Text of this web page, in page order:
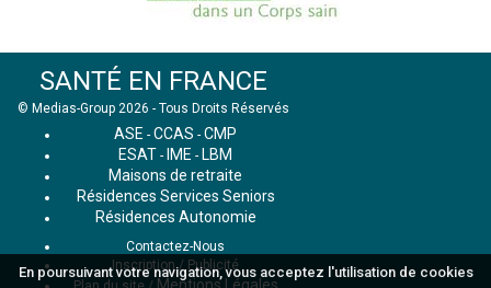
En poursuivant votre navigation, vous acceptez l'utilisation de cookies
SANTÉ EN FRANCE
© Medias-Group 2026 - Tous Droits Réservés
ASE - CCAS - CMP
ESAT - IME - LBM
Maisons de retraite
Résidences Services Seniors
Résidences Autonomie
Contactez-Nous
Inscription / Publicité